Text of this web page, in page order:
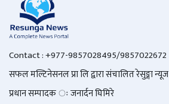
Contact : +977-9857028495/9857022672
सफल मल्टिनेसनल प्रा लि द्वारा संचालित रेसुङ्गा न्यूज
प्रधान सम्पादक ः जनार्दन घिमिरे